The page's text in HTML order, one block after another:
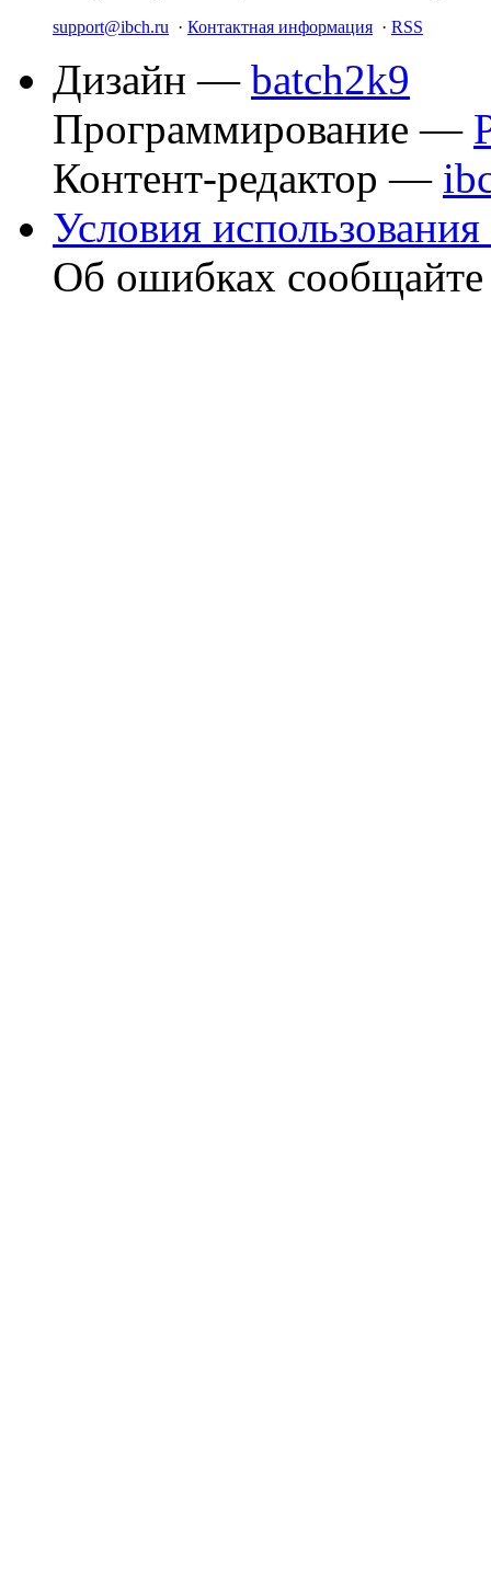
support@ibch.ru · Контактная информация · RSS
Дизайн — batch2k9
Программирование —
Контент-редактор —
Условия использования
Об ошибках